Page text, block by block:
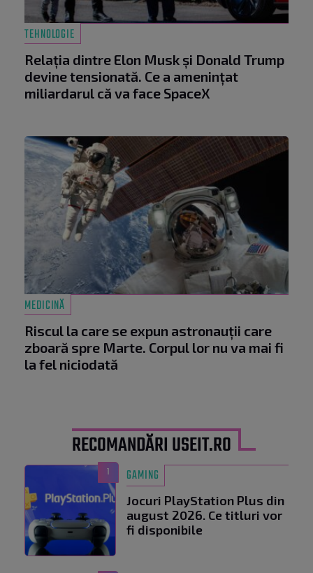
TEHNOLOGIE
Relația dintre Elon Musk și Donald Trump
devine tensionată. Ce a amenințat
miliardarul că va face SpaceX
MEDICINĂ
Riscul la care se expun astronauții care
zboară spre Marte. Corpul lor nu va mai fi
la fel niciodată
RECOMANDĂRI USEIT.RO
1 GAMING
Jocuri PlayStation Plus din
august 2026. Ce titluri vor
fi disponibile